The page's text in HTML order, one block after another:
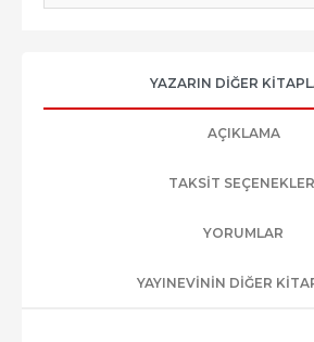
YAZARIN DIĞER
AÇIKLAMA
TAKSIT
YORUMLAR
YAYINEVININ DIĞER